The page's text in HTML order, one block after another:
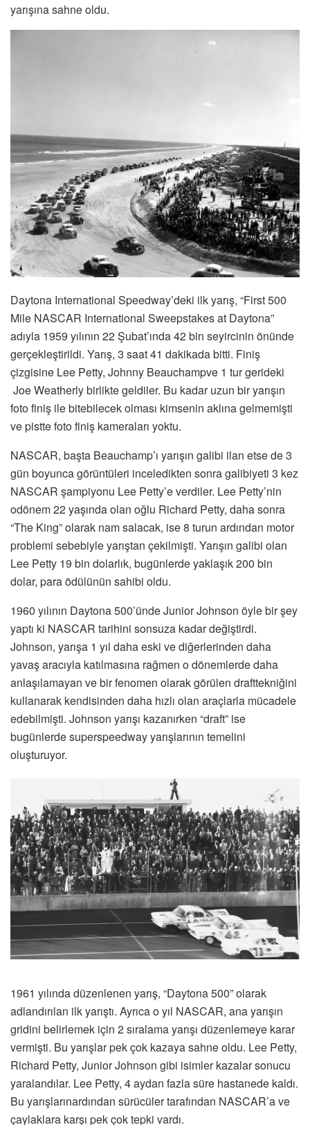
yarışına sahne oldu.
Daytona International Speedway’deki ilk yarış, “First 500
Mile NASCAR International Sweepstakes at Daytona”
adıyla 1959 yılının 22 Şubat’ında 42 bin seyircinin önünde
gerçekleştirildi. Yarış, 3 saat 41 dakikada bitti. Finiş
çizgisine Lee Petty, Johnny Beauchampve 1 tur gerideki
Joe Weatherly birlikte geldiler. Bu kadar uzun bir yarışın
foto finiş ile bitebilecek olması kimsenin aklına gelmemişti
ve pistte foto finiş kameraları yoktu.
NASCAR, başta Beauchamp’ı yarışın galibi ilan etse de 3
gün boyunca görüntüleri inceledikten sonra galibiyeti 3 kez
NASCAR şampiyonu Lee Petty’e verdiler. Lee Petty’nin
odönem 22 yaşında olan oğlu Richard Petty, daha sonra
“The King” olarak nam salacak, ise 8 turun ardından motor
problemi sebebiyle yarıştan çekilmişti. Yarışın galibi olan
Lee Petty 19 bin dolarlık, bugünlerde yaklaşık 200 bin
dolar, para ödülünün sahibi oldu.
1960 yılının Daytona 500’ünde Junior Johnson öyle bir şey
yaptı ki NASCAR tarihini sonsuza kadar değiştirdi.
Johnson, yarışa 1 yıl daha eski ve diğerlerinden daha
yavaş aracıyla katılmasına rağmen o dönemlerde daha
anlaşılamayan ve bir fenomen olarak görülen drafttekniğini
kullanarak kendisinden daha hızlı olan araçlarla mücadele
edebilmişti. Johnson yarışı kazanırken “draft” ise
bugünlerde superspeedway yarışlarının temelini
oluşturuyor.
1961 yılında düzenlenen yarış, “Daytona 500” olarak
adlandırılan ilk yarıştı. Ayrıca o yıl NASCAR, ana yarışın
gridini belirlemek için 2 sıralama yarışı düzenlemeye karar
vermişti. Bu yarışlar pek çok kazaya sahne oldu. Lee Petty,
Richard Petty, Junior Johnson gibi isimler kazalar sonucu
yaralandılar. Lee Petty, 4 aydan fazla süre hastanede kaldı.
Bu yarışlarınardından sürücüler tarafından NASCAR’a ve
çaylaklara karşı pek çok tepki vardı.